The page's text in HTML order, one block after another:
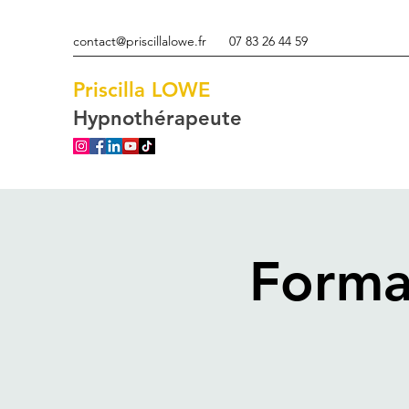
contact@priscillalowe.fr 07 83 26 44 59
Priscilla LOWE
Hypnothérapeute